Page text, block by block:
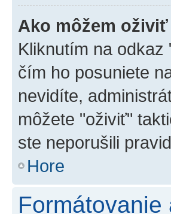
Ako môžem
Kliknutím na
čím ho posuniete
nevidíte,
môžete "oživiť"
ste neporušili
Hore